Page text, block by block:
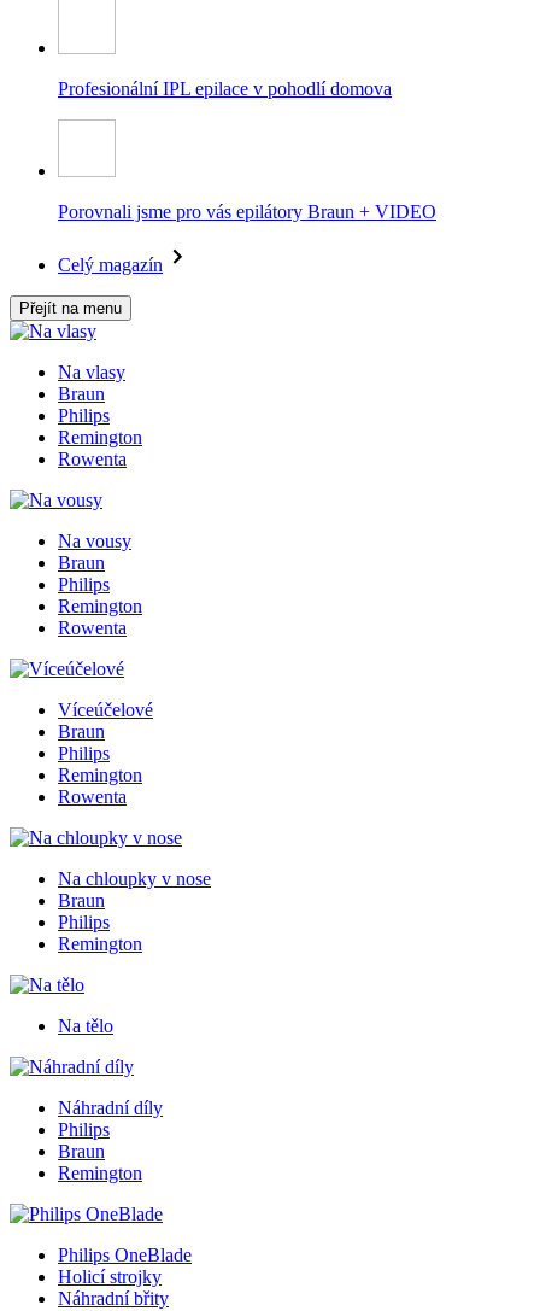
Profesionální IPL epilace v pohodlí domova
Porovnali jsme pro vás epilátory Braun + VIDEO
Celý magazín
Přejít na menu
Na vlasy
Braun
Philips
Remington
Rowenta
Na vousy
Braun
Philips
Remington
Rowenta
Víceúčelové
Braun
Philips
Remington
Rowenta
Na chloupky v nose
Braun
Philips
Remington
Na tělo
Náhradní díly
Philips
Braun
Remington
Philips OneBlade
Holicí strojky
Náhradní břity